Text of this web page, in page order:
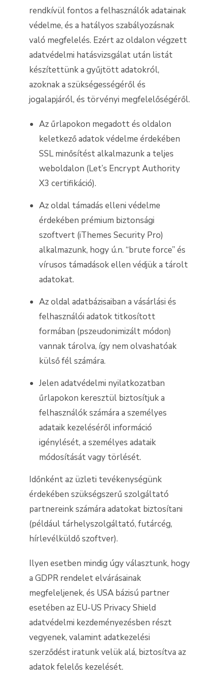
rendkívül fontos a felhasználók adatainak
védelme, és a hatályos szabályozásnak
való megfelelés. Ezért az oldalon végzett
adatvédelmi hatásvizsgálat után listát
készítettünk a gyűjtött adatokról,
azoknak a szükségességéről és
jogalapjáról, és törvényi megfelelőségéről.
Az űrlapokon megadott és oldalon
keletkező adatok védelme érdekében
SSL minősítést alkalmazunk a teljes
weboldalon (Let’s Encrypt Authority
X3 certifikáció).
Az oldal támadás elleni védelme
érdekében prémium biztonsági
szoftvert (iThemes Security Pro)
alkalmazunk, hogy ú.n. “brute force” és
vírusos támadások ellen védjük a tárolt
adatokat.
Az oldal adatbázisaiban a vásárlási és
felhasználói adatok titkosított
formában (pszeudonimizált módon)
vannak tárolva, így nem olvashatóak
külső fél számára.
Jelen adatvédelmi nyilatkozatban
űrlapokon keresztül biztosítjuk a
felhasználók számára a személyes
adataik kezeléséről információ
igénylését, a személyes adataik
módosítását vagy törlését.
Időnként az üzleti tevékenységünk
érdekében szükségszerű szolgáltató
partnereink számára adatokat biztosítani
(például tárhelyszolgáltató, futárcég,
hírlevélküldő szoftver).
Ilyen esetben mindig úgy választunk, hogy
a GDPR rendelet elvárásainak
megfeleljenek, és USA bázisú partner
esetében az EU-US Privacy Shield
adatvédelmi kezdeményezésben részt
vegyenek, valamint adatkezelési
szerződést iratunk velük alá, biztosítva az
adatok felelős kezelését.